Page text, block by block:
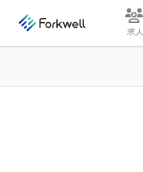
求人